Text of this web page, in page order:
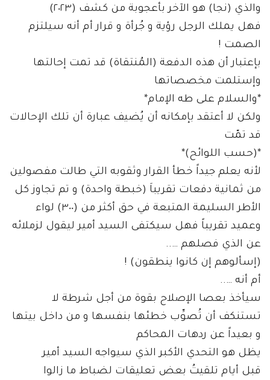
والذي (نجا) هو الآخر بأعجوبة من كشف (٢٠٢٣)
فهل يملك الرجل رؤية و جُرأة و قرار أم أنه سيلتزم
الصمت !
بإعتبار أن هذه الدفعة (المُنتقاة) قد تمت إحالتها
وإستلمت مخصصاتها
*والسلام على طه الإمام*
ولكن لا أعتقد بإمكانه أن يُضيف عبارة أن تلك الإحالات
قد تمّت
*(حسب اللوائح)*
لأنه يعلم جيداً خطأ القرار وثقوبه التي طالت مفصولين
من ثمانية دفعات تقريباَ (خبطة واحدة) و تم تجاوز كل
الأطر السليمة المتبعة في حق أكثر من (٣٠٠) لواء
وعميد تقريباً فهل سيكتفى السيد أمير ليقول لزملائه
عن الذي فصلهم …..
(إسألوهم إن كانوا ينطقون) !
أم أنه …..
سيأخذ بعصا الإصلاح بقوة من أجل شرطة لا
تستنكف أن تُصوِّب خطئها بنفسها و من داخل بيتها
و بعيداً عن ردهات المحاكم
يظل هو التحدي الأكبر الذي سيواجه السيد أمير
قبل أيام تلقيتُ بعض تعليقات لضباط ما زالوا